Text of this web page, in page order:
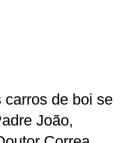
de boi se
João,